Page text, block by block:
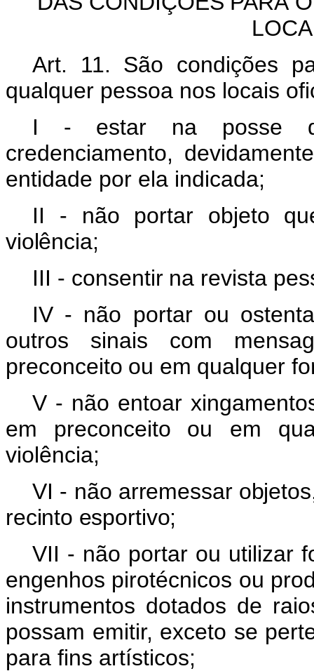
Art. 11.
São condições
qualquer pessoa nos locais
I - estar na posse
credenciamento,
entidade por ela indicada;
II - não
portar objeto
violência;
III - consentir na revista
IV - não portar ou
outros sinais com
preconceito ou em qualquer
V - não entoar
em
preconceito
ou em
violência;
VI - não arremessar
recinto esportivo;
VII - não portar ou utilizar
engenhos pirotécnicos ou
instrumentos dotados de
possam emitir, exceto se
para fins artísticos;